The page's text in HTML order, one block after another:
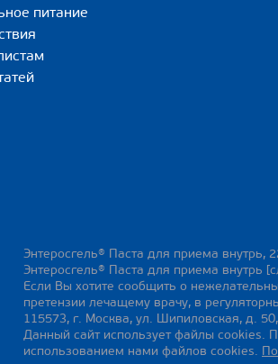
питание
Энтеросгель® Паста для приема
Энтеросгель® Паста для приема внутрь
Если Вы хотите сообщить о
претензии лечащему врачу, в
115573, г. Москва, ул. Шипиловская, д.
Данный сайт использует файлы cookies.
использованием нами файлов cookies.